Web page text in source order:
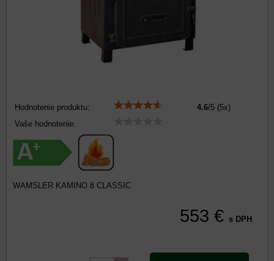
Hodnotenie produktu: 4.6/5 (5x)
Vaše hodnotenie:
WAMSLER KAMINO 8 CLASSIC
553 € s DPH